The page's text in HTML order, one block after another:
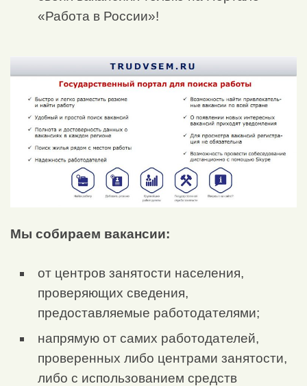
«Работа в России»!
Мы собираем вакансии:
от центров занятости населения,
проверяющих сведения,
предоставляемые работодателями;
напрямую от самих работодателей,
проверенных либо центрами занятости,
либо с использованием средств